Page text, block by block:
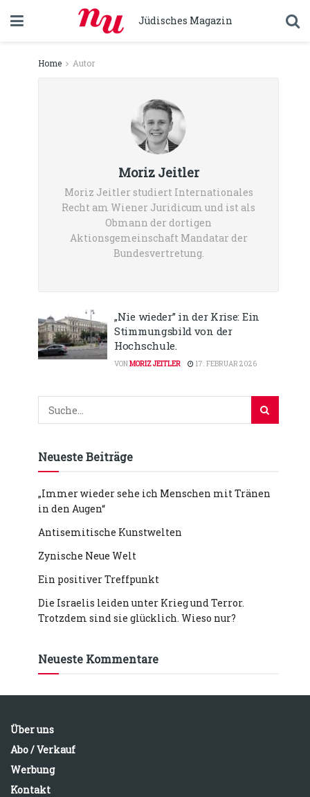
Jüdisches Magazin
Home Autor
Moriz Jeitler
Moriz Jeitler studiert Internationales
Recht am Wiener Juridicum und ist als
Obmann der dortigen
Aktionsgemeinschaft Mandatar der
Bundesvertretung.
„Nie wieder” in der Krise: Ein
Stimmungsbild von der
Hochschule.
VONMORIZ JEITLER 17. FEBRUAR 2026
Neueste Beiträge
„Immer wieder sehe ich Menschen mit Tränen
in den Augen“
Antisemitische Kunstwelten
Zynische Neue Welt
Ein positiver Treffpunkt
Die Israelis leiden unter Krieg und Terror.
Trotzdem sind sie glücklich. Wieso nur?
Neueste Kommentare
Über uns
Abo / Verkauf
Werbung
Kontakt